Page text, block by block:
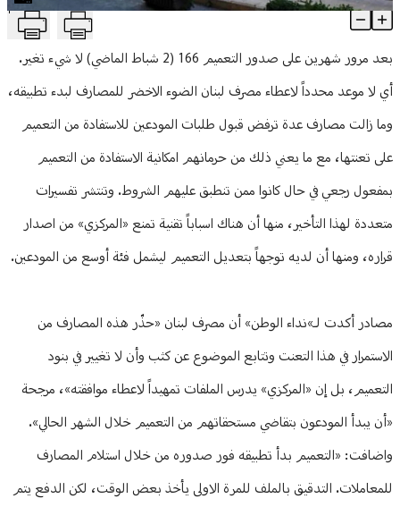
منوعات
آخر مستجدات التعميم 166... ما هي؟ T
Article Content
بعد مرور شهرين على صدور التعميم 166 (2 شباط الماضي) لا شيء تغير.
أي لا موعد محدداً لاعطاء مصرف لبنان الضوء الاخضر للمصارف لبدء تطبيقه،
وما زالت مصارف عدة ترفض قبول طلبات المودعين للاستفادة من التعميم
على تعنتها، مع ما يعني ذلك من حرمانهم امكانية الاستفادة من التعميم
بمفعول رجعي في حال كانوا ممن تنطبق عليهم الشروط. وتنتشر تفسيرات
متعددة لهذا التأخير، منها أن هناك اسباباً تقنية تمنع «المركزي» من اصدار
قراره، ومنها أن لديه توجهاً بتعديل التعميم ليشمل فئة أوسع من المودعين.
مصادر أكدت لـ»نداء الوطن» أن مصرف لبنان «حذّر هذه المصارف من
الاستمرار في هذا التعنت وتتابع الموضوع عن كثب وأن لا تغيير في بنود
التعميم، بل إن «المركزي» يدرس الملفات تمهيداً لاعطاء موافقته»، مرجحة
«أن يبدأ المودعون بتقاضي مستحقاتهم من التعميم خلال الشهر الحالي».
واضافت: «التعميم بدأ تطبيقه فور صدوره من خلال استلام المصارف
للمعاملات. التدقيق بالملف للمرة الاولى يأخذ بعض الوقت، لكن الدفع يتم